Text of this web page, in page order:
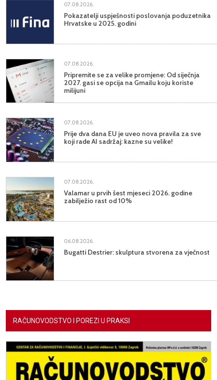
07.08.2026.
Pokazatelji uspješnosti poslovanja poduzetnika
Hrvatske u 2025. godini
07.08.2026.
Pripremite se za velike promjene: Od siječnja
2027. gasi se opcija na Gmailu koju koriste
milijuni
07.08.2026.
Prije dva dana EU je uveo nova pravila za sve
koji rade AI sadržaj: kazne su velike!
07.08.2026.
Valamar u prvih šest mjeseci 2026. godine
zabilježio rast od 10%
06.08.2026.
Bugatti Destrier: skulptura stvorena za vječnost
RAČUNOVODSTVO I POREZI U PRAKSI